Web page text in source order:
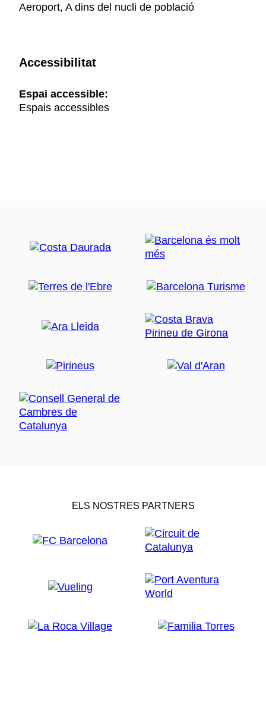
Aeroport, A dins del nucli de població
Accessibilitat
Espai accessible:
Espais accessibles
ELS NOSTRES PARTNERS